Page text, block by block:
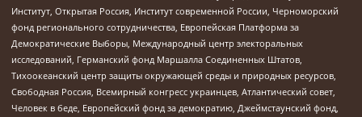
Институт, Открытая Россия, Институт современной России, Черноморский
фонд регионального сотрудничества, Европейская Платформа за
Демократические Выборы, Международный центр электоральных
исследований, Германский фонд Маршалла Соединенных Штатов,
Тихоокеанский центр защиты окружающей среды и природных ресурсов,
Свободная Россия, Всемирный конгресс украинцев, Атлантический совет,
Человек в беде, Европейский фонд за демократию, Джеймстаунский фонд,